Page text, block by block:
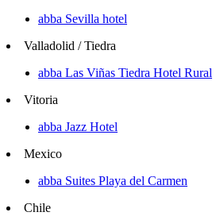
abba Sevilla hotel
Valladolid / Tiedra
abba Las Viñas Tiedra Hotel Rural
Vitoria
abba Jazz Hotel
Mexico
abba Suites Playa del Carmen
Chile